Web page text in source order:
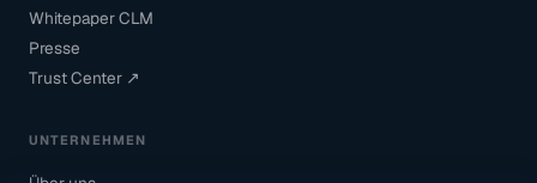
Whitepaper CLM
Presse
Trust Center ↗
UNTERNEHMEN